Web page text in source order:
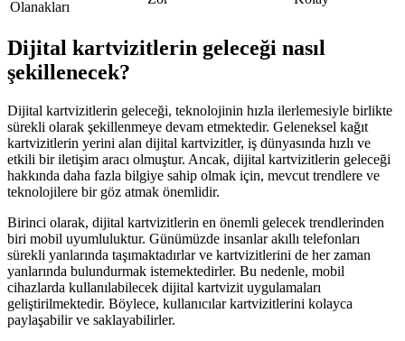
Olanakları
Dijital kartvizitlerin geleceği nasıl
şekillenecek?
Dijital kartvizitlerin geleceği, teknolojinin hızla ilerlemesiyle birlikte
sürekli olarak şekillenmeye devam etmektedir. Geleneksel kağıt
kartvizitlerin yerini alan dijital kartvizitler, iş dünyasında hızlı ve
etkili bir iletişim aracı olmuştur. Ancak, dijital kartvizitlerin geleceği
hakkında daha fazla bilgiye sahip olmak için, mevcut trendlere ve
teknolojilere bir göz atmak önemlidir.
Birinci olarak, dijital kartvizitlerin en önemli gelecek trendlerinden
biri mobil uyumluluktur. Günümüzde insanlar akıllı telefonları
sürekli yanlarında taşımaktadırlar ve kartvizitlerini de her zaman
yanlarında bulundurmak istemektedirler. Bu nedenle, mobil
cihazlarda kullanılabilecek dijital kartvizit uygulamaları
geliştirilmektedir. Böylece, kullanıcılar kartvizitlerini kolayca
paylaşabilir ve saklayabilirler.